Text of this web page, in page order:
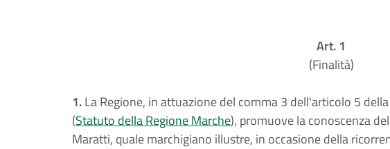
Art. 1
(Finalità)
1.La Regione, in attuazione del comma 3 dell'articolo 5
(Statuto della Regione Marche), promuove la conoscenza
Maratti, quale marchigiano illustre, in occasione della